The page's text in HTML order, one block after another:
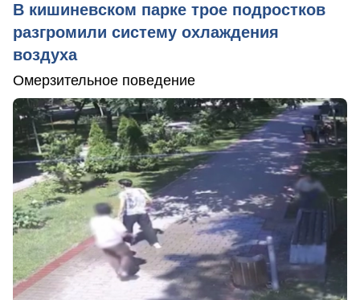
В кишиневском парке трое подростков
разгромили систему охлаждения
воздуха
Омерзительное поведение